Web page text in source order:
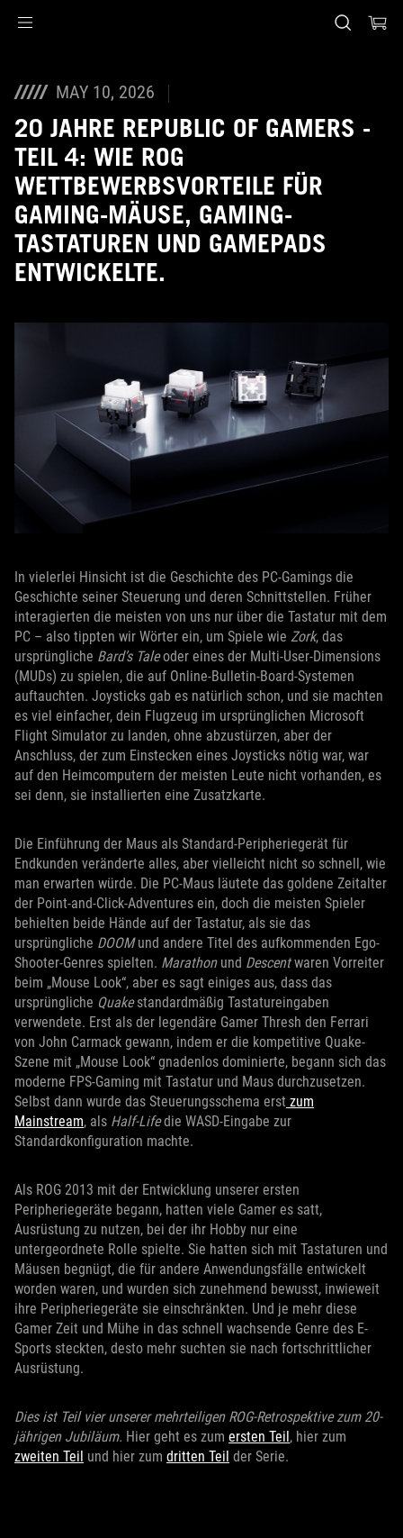
MAY 10, 2026
20 JAHRE REPUBLIC OF GAMERS -
TEIL 4: WIE ROG
WETTBEWERBSVORTEILE FÜR
GAMING-MÄUSE, GAMING-
TASTATUREN UND GAMEPADS
ENTWICKELTE.
In vielerlei Hinsicht ist die Geschichte des PC-Gamings die
Geschichte seiner Steuerung und deren Schnittstellen. Früher
interagierten die meisten von uns nur über die Tastatur mit dem
PC – also tippten wir Wörter ein, um Spiele wie Zork, das
ursprüngliche Bard’s Taleoder eines der Multi-User-Dimensions
(MUDs) zu spielen, die auf Online-Bulletin-Board-Systemen
auftauchten. Joysticks gab es natürlich schon, und sie machten
es viel einfacher, dein Flugzeug im ursprünglichen Microsoft
Flight Simulator zu landen, ohne abzustürzen, aber der
Anschluss, der zum Einstecken eines Joysticks nötig war, war
auf den Heimcomputern der meisten Leute nicht vorhanden, es
sei denn, sie installierten eine Zusatzkarte.
Die Einführung der Maus als Standard-Peripheriegerät für
Endkunden veränderte alles, aber vielleicht nicht so schnell, wie
man erwarten würde. Die PC-Maus läutete das goldene Zeitalter
der Point-and-Click-Adventures ein, doch die meisten Spieler
behielten beide Hände auf der Tastatur, als sie das
ursprüngliche DOOMund andere Titel des aufkommenden Ego-
Shooter-Genres spielten. Marathon und Descentwaren Vorreiter
beim „Mouse Look“, aber es sagt einiges aus, dass das
ursprüngliche Quakestandardmäßig Tastatureingaben
verwendete. Erst als der legendäre Gamer Thresh den Ferrari
von John Carmack gewann, indem er die kompetitive Quake-
Szene mit „Mouse Look“ gnadenlos dominierte, begann sich das
moderne FPS-Gaming mit Tastatur und Maus durchzusetzen.
Selbst dann wurde das Steuerungsschema erst zum
Mainstream, als Half-Lifedie WASD-Eingabe zur
Standardkonfiguration machte.
Als ROG 2013 mit der Entwicklung unserer ersten
Peripheriegeräte begann, hatten viele Gamer es satt,
Ausrüstung zu nutzen, bei der ihr Hobby nur eine
untergeordnete Rolle spielte. Sie hatten sich mit Tastaturen und
Mäusen begnügt, die für andere Anwendungsfälle entwickelt
worden waren, und wurden sich zunehmend bewusst, inwieweit
ihre Peripheriegeräte sie einschränkten. Und je mehr diese
Gamer Zeit und Mühe in das schnell wachsende Genre des E-
Sports steckten, desto mehr suchten sie nach fortschrittlicher
Ausrüstung.
Dies ist Teil vier unserer mehrteiligen ROG-Retrospektive zum 20-
jährigen Jubiläum. Hier geht es zum ersten Teil, hier zum
zweiten Teil und hier zum dritten Teil der Serie.